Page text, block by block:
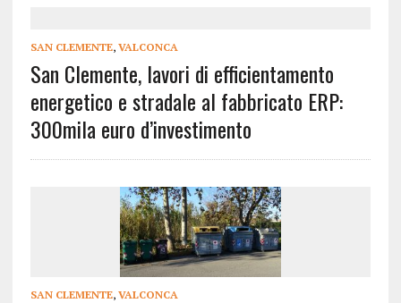
SAN CLEMENTE, VALCONCA
San Clemente, lavori di efficientamento
energetico e stradale al fabbricato ERP:
300mila euro d’investimento
SAN CLEMENTE, VALCONCA